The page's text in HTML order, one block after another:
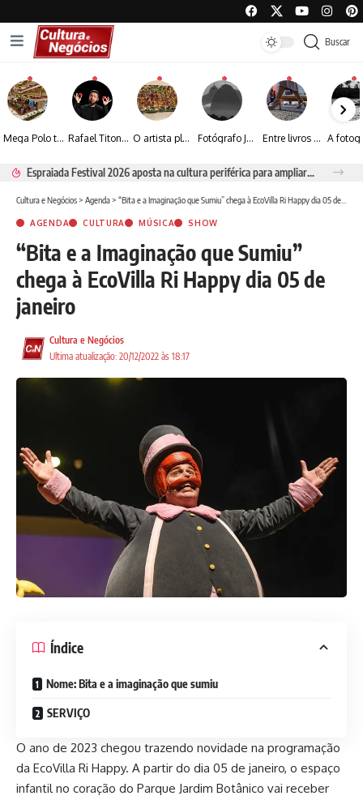
Buscar
Mega Polo transforma lançamento de coleção em plataforma nacional de negócios e projeta crescimento de mais de 15% Rafael Titonelly leva magia e acolhimento a crianças em tratamento oncológico em Juiz de Fora O artista plástico Jorge Luiz transforma sustentabilidade e criatividade em arte contemporânea Fotógrafo José Roberto apresenta um olhar sensível sobre arquitetura, formas e luz na fotografia Entre livros e fotografia autoral, Sebastião Reis consolida uma trajetória marcada pelo olhar artístico
Espraiada Festival 2026 aposta na cultura periférica para ampliar oportunidades na zona sul
Cultura e Negócios> Agenda> “Bita e a Imaginação que Sumiu” chega à EcoVilla Ri Happy dia 05 de janeiro
AGENDA CULTURA MÚSICA SHOW
“Bita e a Imaginação que Sumiu”
chega à EcoVilla Ri Happy dia 05 de
janeiro
Ultima atualização: 20/12/2022 às 18:17
Cultura e Negócios
Índice
Nome: Bita e a imaginação que sumiu
SERVIÇO
O ano de 2023 chegou trazendo novidade na programação
da EcoVilla Ri Happy. A partir do dia 05 de janeiro, o espaço
infantil no coração do Parque Jardim Botânico vai receber